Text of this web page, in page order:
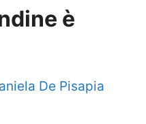
è
De Pisapia